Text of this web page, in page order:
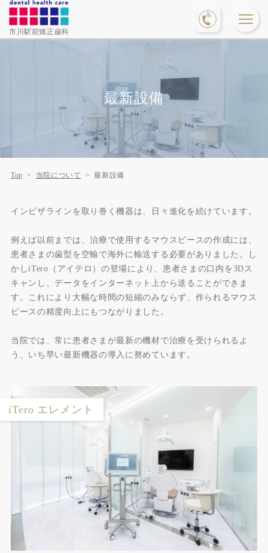
市川駅前矯正歯科
最新設備
Top 当院について 最新設備
インビザラインを取り巻く機器は、日々進化を続けています。
例えば以前までは、治療で使用するマウスピースの作成には、
患者さまの歯型を空輸で海外に輸送する必要がありました。し
かしiTero（アイテロ）の登場により、患者さまの口内を3Dス
キャンし、データをインターネット上から送ることができま
す。これにより大幅な時間の短縮のみならず、作られるマウス
ピースの精度向上にもつながりました。
当院では、常に患者さまが最新の機材で治療を受けられるよ
う、いち早い最新機器の導入に努めています。
iTero エレメント